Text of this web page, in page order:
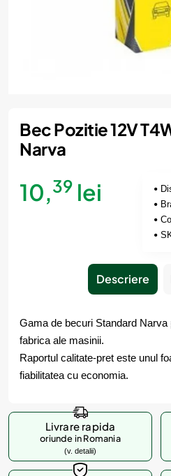
Bec Pozitie 12V
Narva
10,39 lei
Descriere
Gama de becuri Standard Narva
fabrica ale masinii.
Raportul calitate-pret este unul
fiabilitatea cu economia.
Livrare rapida
oriunde in Romania
(v. detalii)